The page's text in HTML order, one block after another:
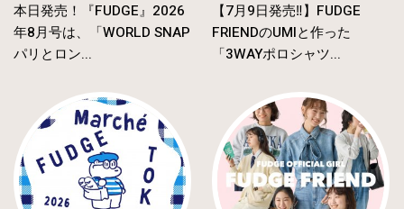
本日発売！『FUDGE』2026
年8月号は、「WORLD SNAP
パリとロン...
【7月9日発売‼︎】FUDGE
FRIENDのUMIと作った
「3WAYポロシャツ...